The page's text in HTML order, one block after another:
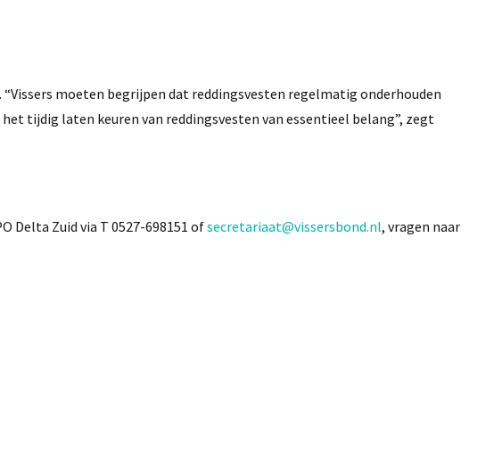
moeten begrijpen dat reddingsvesten regelmatig onderhouden
tijdig laten keuren van reddingsvesten van essentieel belang”, zegt
Delta Zuid via T 0527-698151 ofsecretariaat@vissersbond.nl, vragen naar